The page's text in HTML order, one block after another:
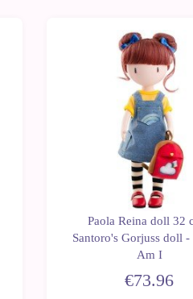
Paola Reina doll 32
Santoro's Gorjuss doll -
Am I
€73.96